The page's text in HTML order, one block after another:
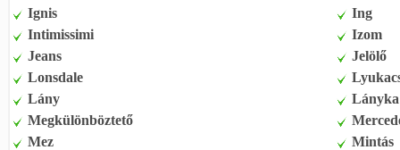
Ignis
Ing
Intimissimi
Izom
Jeans
Jelölő
Lonsdale
Lány
Lányka
Megkülönböztető
Mez
Mintás